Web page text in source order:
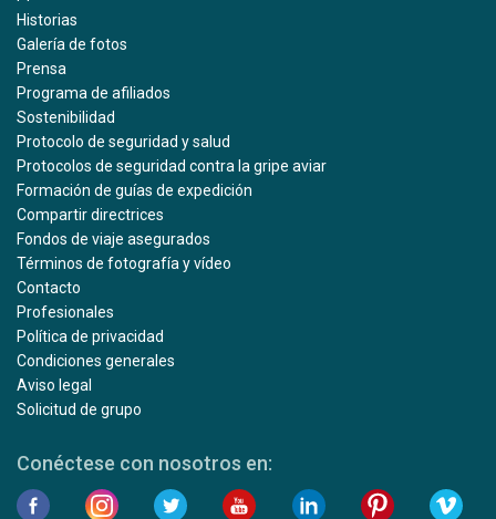
Historias
Galería de fotos
Prensa
Programa de afiliados
Sostenibilidad
Protocolo de seguridad y salud
Protocolos de seguridad contra la gripe aviar
Formación de guías de expedición
Compartir directrices
Fondos de viaje asegurados
Términos de fotografía y vídeo
Contacto
Profesionales
Política de privacidad
Condiciones generales
Aviso legal
Solicitud de grupo
Conéctese con nosotros en: